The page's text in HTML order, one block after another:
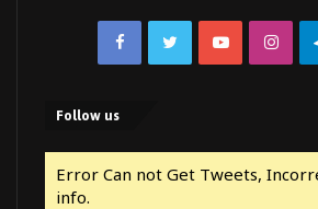
FacebookTwitterYouTube
Follow us
Error Can not Get Tweets,
info.